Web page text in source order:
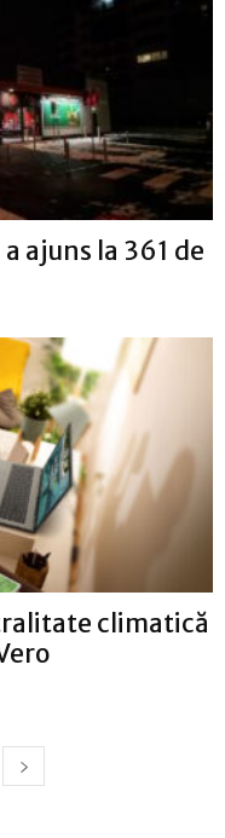
ajuns la 361 de
climatică